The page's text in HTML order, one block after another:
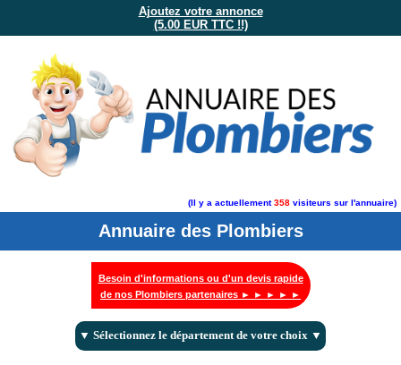
Ajoutez votre annonce
(5.00 EUR TTC !!)
(Il y a actuellement358 visiteurs sur l'annuaire)
Annuaire des Plombiers
Besoin d'informations ou d'un devis rapide
de nos Plombiers partenaires ► ► ► ► ►
▼ Sélectionnez le département de votre choix ▼